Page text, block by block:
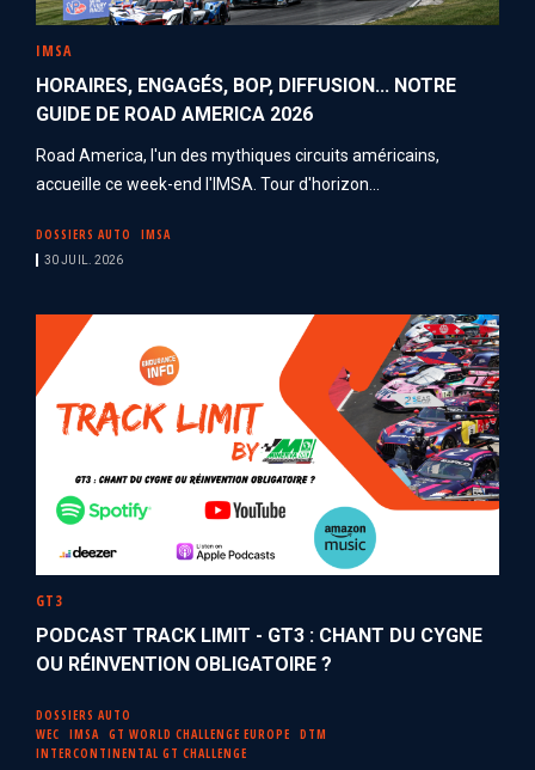
IMSA
HORAIRES, ENGAGÉS, BOP, DIFFUSION... NOTRE
GUIDE DE ROAD AMERICA 2026
Road America, l'un des mythiques circuits américains,
accueille ce week-end l'IMSA. Tour d'horizon...
DOSSIERS AUTO IMSA
30 JUIL. 2026
GT3
PODCAST TRACK LIMIT - GT3 : CHANT DU CYGNE
OU RÉINVENTION OBLIGATOIRE ?
DOSSIERS AUTO
WEC
IMSA GT WORLD CHALLENGE EUROPE
DTM
INTERCONTINENTAL GT CHALLENGE